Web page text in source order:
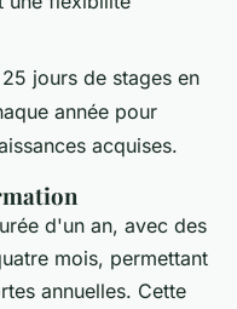
jours de stages en
année pour
acquises.
d'un an, avec des
mois, permettant
annuelles. Cette